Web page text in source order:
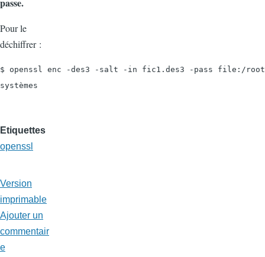
Pour le
déchiffrer :
$ openssl enc -des3 -salt -in fic1.des3 -pass file:/
systèmes
Etiquettes
openssl
Version
imprimable
Ajouter un
commentair
e